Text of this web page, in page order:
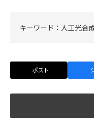
キーワード： 人工光合
ポスト